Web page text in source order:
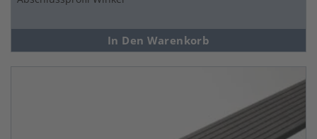
In Den Warenkorb